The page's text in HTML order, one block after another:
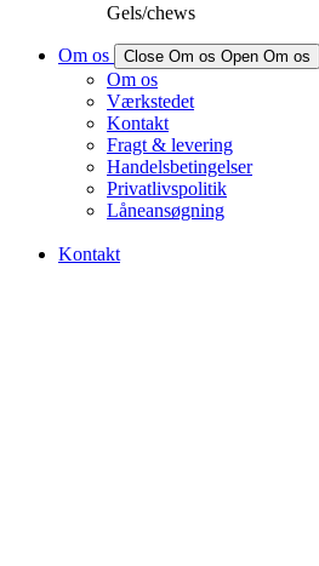
Gels/chews
Om os Close Om os Open Om os
Om os
Værkstedet
Kontakt
Fragt & levering
Handelsbetingelser
Privatlivspolitik
Låneansøgning
Kontakt